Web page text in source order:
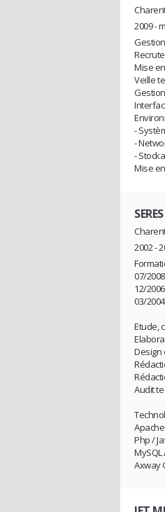
2009 -
Mise
Veille
-
-
-
Mise
SERES
2002 -
07/
12/
03/
Etude,
Design
Audit
Php /
Axway